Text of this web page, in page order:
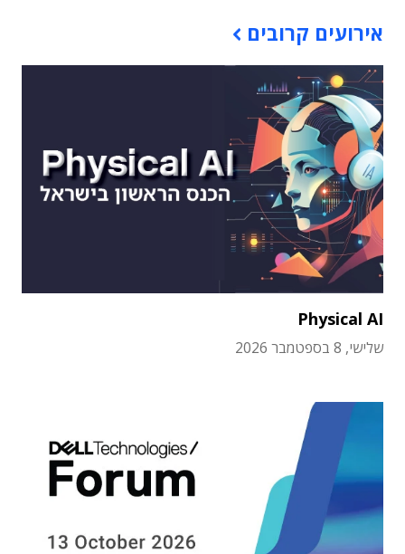
אירועים קרובים
Physical AI
שלישי, 8 בספטמבר 2026